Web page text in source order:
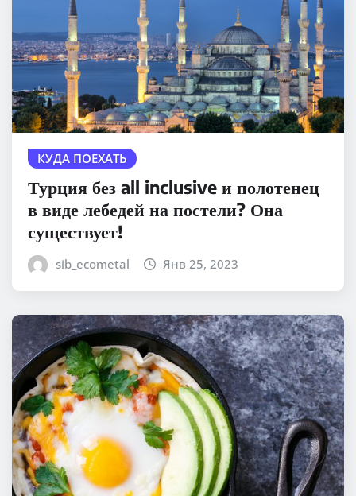
КУДА ПОЕХАТЬ
Турция без all inclusive и полотенец
в виде лебедей на постели? Она
существует!
sib_ecometal Янв 25, 2023